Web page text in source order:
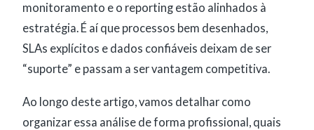
monitoramento e o reporting estão alinhados à
estratégia. É aí que processos bem desenhados,
SLAs explícitos e dados confiáveis deixam de ser
“suporte” e passam a ser vantagem competitiva.
Ao longo deste artigo, vamos detalhar como
organizar essa análise de forma profissional, quais